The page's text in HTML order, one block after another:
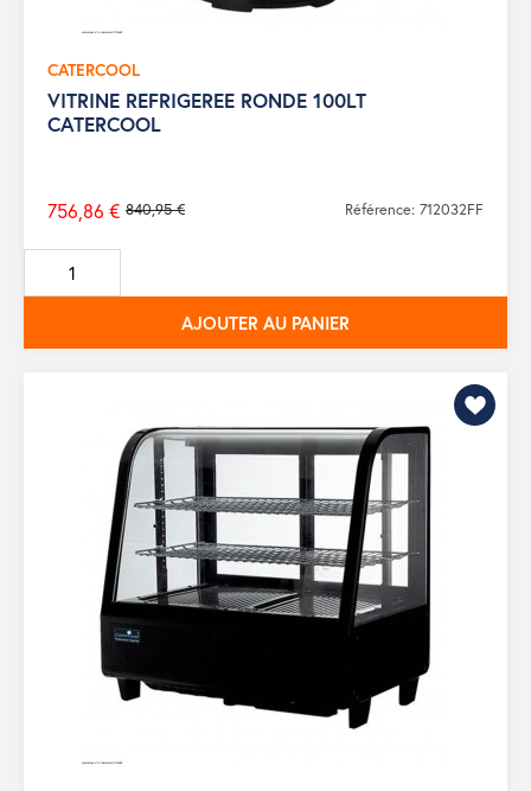
CATERCOOL
VITRINE REFRIGEREE RONDE 100LT
CATERCOOL
Prix
de
base
840,95 €
756,86 € Référence: 712032FF
AJOUTER AU PANIER